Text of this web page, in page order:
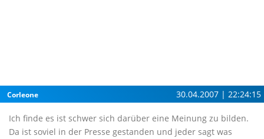
Corleone 30.04.2007 | 22:24:15
Ich finde es ist schwer sich darüber eine Meinung zu bilden.
Da ist soviel in der Presse gestanden und jeder sagt was